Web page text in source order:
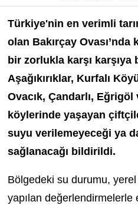
Türkiye'nin en verimli
olan Bakırçay
bir zorlukla karşı karşıya
Aşağıkırıklar, Kurfalı
Ovacık, Çandarlı,
köylerinde yaşayan
suyu verilemeyeceği ya
sağlanacağı bildirildi.
Bölgedeki su durumu,
yapılan